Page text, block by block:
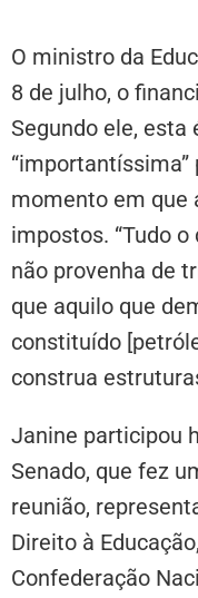
O ministro da
8 de julho, o
Segundo ele, esta
momento em que
impostos. “Tudo
não provenha de
que aquilo que
constituído
construa
Janine participou
Senado, que fez
reunião,
Direito à
Confederação